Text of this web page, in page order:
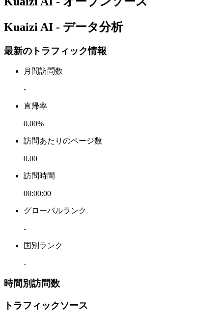
Kuaizi AI - データ分析
最新のトラフィック情報
月間訪問数
-
直帰率
0.00%
訪問あたりのページ数
0.00
訪問時間
00:00:00
グローバルランク
-
国別ランク
-
時間別訪問数
トラフィックソース